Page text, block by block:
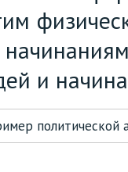
и
политической